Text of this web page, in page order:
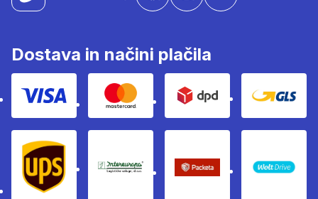
Dostava in načini plačila
Visa Mastercard Dpd Gls
Ups Intereuropa Packeta Sledenje
WOLT